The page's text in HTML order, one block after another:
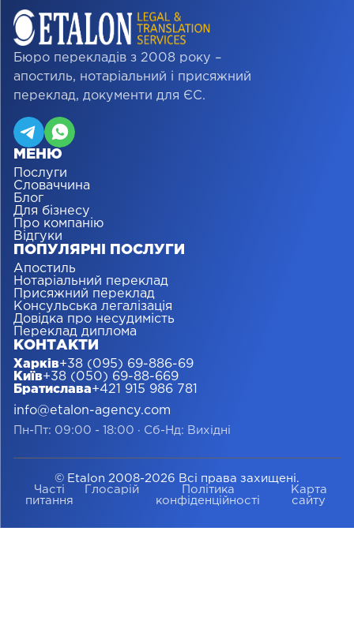
Бюро перекладів з 2008 року –
апостиль, нотаріальний і присяжний
переклад, документи для ЄС.
МЕНЮ
Послуги
Словаччина
Блог
Для бізнесу
Про компанію
Відгуки
ПОПУЛЯРНІ ПОСЛУГИ
Апостиль
Нотаріальний переклад
Присяжний переклад
Консульська легалізація
Довідка про несудимість
Переклад диплома
КОНТАКТИ
Харків+38 (095) 69-886-69
Київ+38 (050) 69-88-669
Братислава+421 915 986 781
info@etalon-agency.com
Пн-Пт: 09:00 - 18:00 · Сб-Нд: Вихідні
© Etalon 2008-2026 Всі права захищені.
Часті
питання
Глосарій
Політика
конфіденційності
Карта
сайту